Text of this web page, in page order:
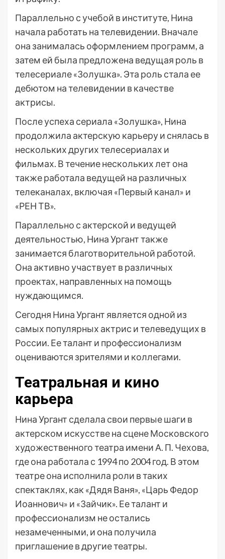
Параллельно с учебой в институте, Нина
начала работать на телевидении. Вначале
она занималась оформлением программ, а
затем ей была предложена ведущая роль в
телесериале «Золушка». Эта роль стала ее
дебютом на телевидении в качестве
актрисы.
После успеха сериала «Золушка», Нина
продолжила актерскую карьеру и снялась в
нескольких других телесериалах и
фильмах. В течение нескольких лет она
также работала ведущей на различных
телеканалах, включая «Первый канал» и
«РЕН ТВ».
Параллельно с актерской и ведущей
деятельностью, Нина Ургант также
занимается благотворительной работой.
Она активно участвует в различных
проектах, направленных на помощь
нуждающимся.
Сегодня Нина Ургант является одной из
самых популярных актрис и телеведущих в
России. Ее талант и профессионализм
оцениваются зрителями и коллегами.
Театральная и кино
карьера
Нина Ургант сделала свои первые шаги в
актерском искусстве на сцене Московского
художественного театра имени А. П. Чехова,
где она работала с 1994 по 2004 год. В этом
театре она исполнила роли в таких
спектаклях, как «Дядя Ваня», «Царь Федор
Иоаннович» и «Зайчик». Ее талант и
профессионализм не остались
незамеченными, и она получила
приглашение в другие театры.